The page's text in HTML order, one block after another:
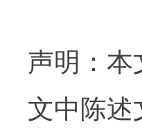
声明：本
文中陈述